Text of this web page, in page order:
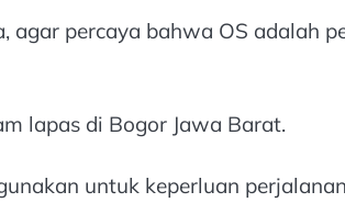
agar percaya bahwa OS adalah
lapas di Bogor Jawa Barat.
untuk keperluan